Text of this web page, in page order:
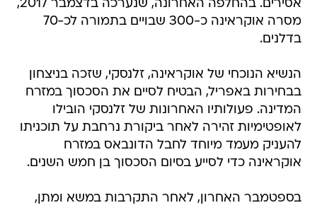
אסירים. בהחלפה האחרונה, שנערכה בדצמבר 2017,
מסרה אוקראינה כ-300 שבויים בתמורה לכ-70
בדלנים.
הנשיא הנוכחי של אוקראינה, זלנסקי, שזכה בניצחון
בבחירות באפריל, הבטיח לסיים את הסכסוך במזרח
המדינה. פעולותיו האחרונות של זלנסקי הובילו
לאופטימיות זהירה לאחר ביקורת נרחבת על תוכניתו
להעניק מעמד מיוחד לחבל הדונבאס במזרח
אוקראינה כדי לסייע בסיום הסכסוך בן חמש השנים.
בספטמבר האחרון, לאחר התקרבות במשא ומתן,